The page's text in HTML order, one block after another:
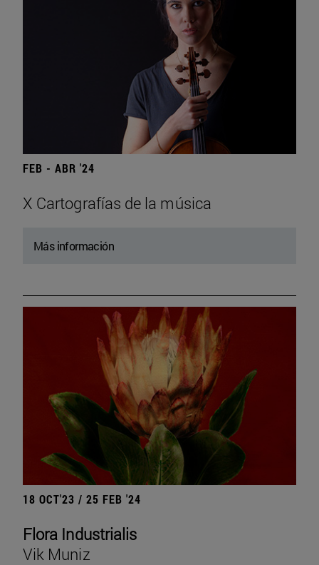
FEB - ABR '24
X Cartografías de la música
Más información
18 OCT'23 / 25 FEB '24
Flora Industrialis
Vik Muniz